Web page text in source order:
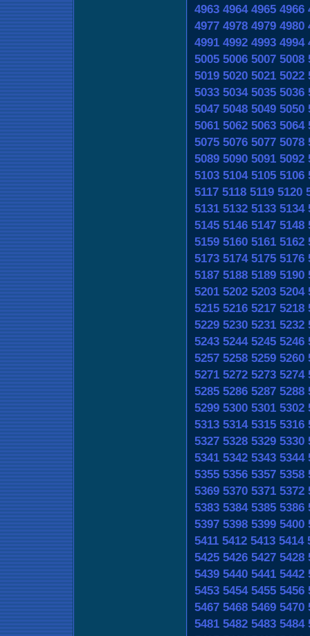
4963 4964 4965 4966
4977 4978 4979 4980
4991 4992 4993 4994
5005 5006 5007 5008
5019 5020 5021 5022
5033 5034 5035 5036
5047 5048 5049 5050
5061 5062 5063 5064
5075 5076 5077 5078
5089 5090 5091 5092
5103 5104 5105 5106
5117 5118 5119 5120
5131 5132 5133 5134
5145 5146 5147 5148
5159 5160 5161 5162
5173 5174 5175 5176
5187 5188 5189 5190
5201 5202 5203 5204
5215 5216 5217 5218
5229 5230 5231 5232
5243 5244 5245 5246
5257 5258 5259 5260
5271 5272 5273 5274
5285 5286 5287 5288
5299 5300 5301 5302
5313 5314 5315 5316
5327 5328 5329 5330
5341 5342 5343 5344
5355 5356 5357 5358
5369 5370 5371 5372
5383 5384 5385 5386
5397 5398 5399 5400
5411 5412 5413 5414
5425 5426 5427 5428
5439 5440 5441 5442
5453 5454 5455 5456
5467 5468 5469 5470
5481 5482 5483 5484